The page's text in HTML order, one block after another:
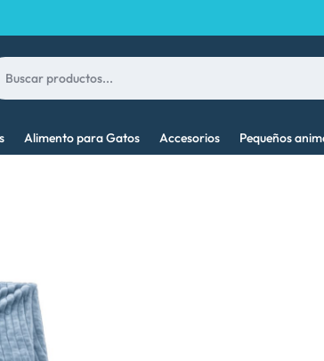
Alimento para Gatos Accesorios Pequeños